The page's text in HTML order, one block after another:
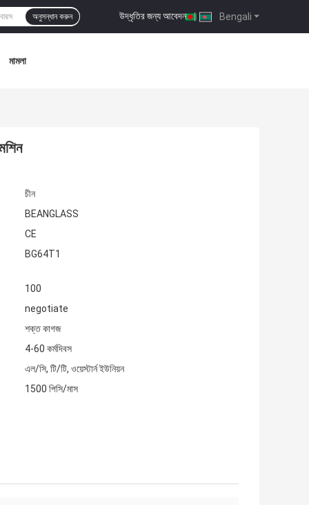
Bengali
উদ্ধৃতির জন্য আবেদন |
অনুসন্ধান করুন
মামলা
চীন
BEANGLASS
CE
BG64T1
100
negotiate
শক্ত কাগজ
4-60 কর্মদিবস
এল/সি, টি/টি, ওয়েস্টার্ন ইউনিয়ন
1500 পিসি/মাস